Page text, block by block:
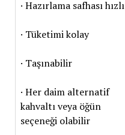
· Hazırlama safhası hızlı
· Tüketimi kolay
· Taşınabilir
· Her daim alternatif
kahvaltı veya öğün
seçeneği olabilir